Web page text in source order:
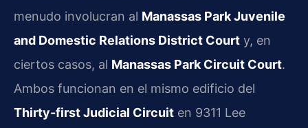
menudo involucran al Manassas Park Juvenile
and Domestic Relations District Court y, en
ciertos casos, al Manassas Park Circuit Court.
Ambos funcionan en el mismo edificio del
Thirty-first Judicial Circuit en 9311 Lee